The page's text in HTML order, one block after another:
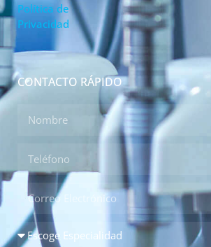
Política de
Privacidad
CONTACTO RÁPIDO